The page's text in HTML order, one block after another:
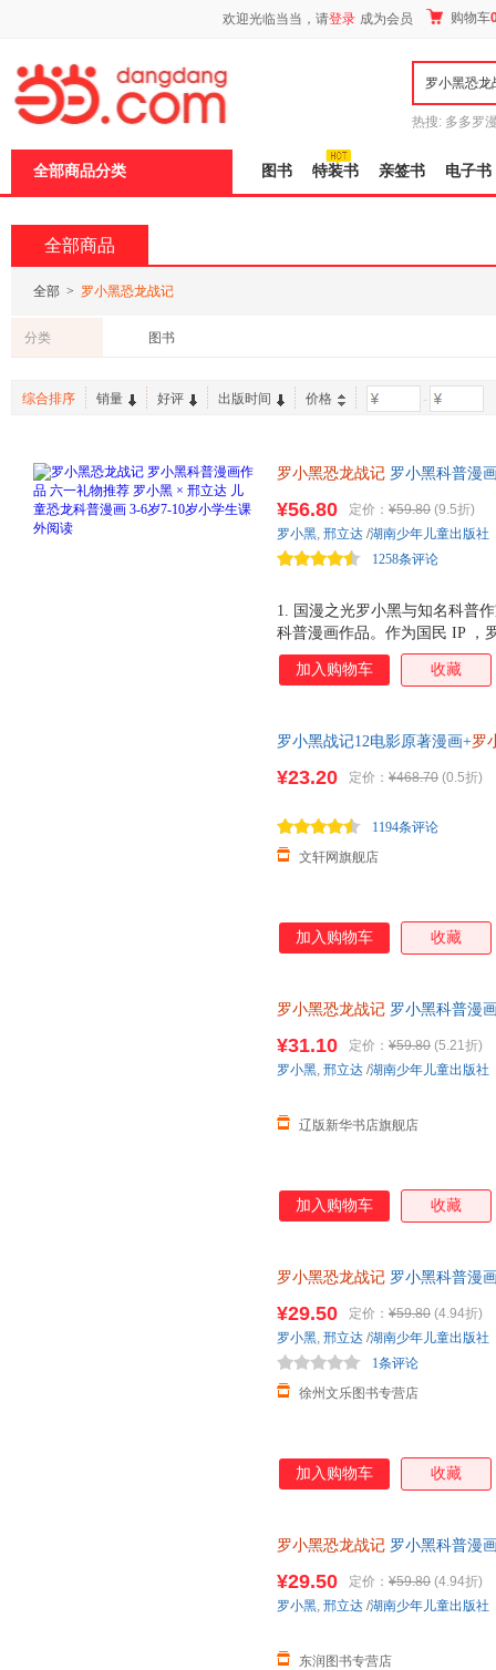
欢迎光临当当，请登录 成为会员 购物车
热搜: 多多罗
全部商品分类 图书 特装书 亲签书 电子书
全部商品
全部 > 罗小黑恐龙战记
分类 图书
综合排序 销量 好评 出版时间 价格 -
罗小黑恐龙战记 罗小黑科普漫
品。与知名恐龙专家邢立达强
硬核知识点。搭配化石实景指
启史前冒险之旅吧。
1. 国漫之光罗小黑与知名科普
科普漫画作品。作为国民 IP ，
动画于 2011 年开始播放， B
获超 3.15 亿票房，同名漫画书
李 威尔逊奖得主，中国古生物
国内外共 20 种恐龙的 100+ 知
¥56.80 定价： ¥59.80 (9.5折)
1258条评论
罗小黑, 邢立达 /湖南少年儿童出版社
加入购物车 收藏
罗小黑战记12电影原著漫画+罗
¥23.20 定价： ¥468.70 (0.5折)
文轩网旗舰店
1194条评论
加入购物车 收藏
罗小黑恐龙战记 罗小黑科普漫
¥31.10 定价： ¥59.80 (5.21折)
辽版新华书店旗舰店
罗小黑, 邢立达 /湖南少年儿童出版社
加入购物车 收藏
罗小黑恐龙战记 罗小黑科普漫
¥29.50 定价： ¥59.80 (4.94折)
徐州文乐图书专营店
1条评论
罗小黑, 邢立达 /湖南少年儿童出版社
加入购物车 收藏
罗小黑恐龙战记 罗小黑科普漫
¥29.50 定价： ¥59.80 (4.94折)
东润图书专营店
罗小黑, 邢立达 /湖南少年儿童出版社
页
加